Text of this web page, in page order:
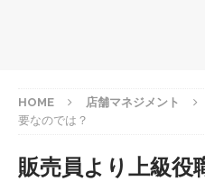
HOME 店舗マネジメント
要なのでは？
販売員より上級役